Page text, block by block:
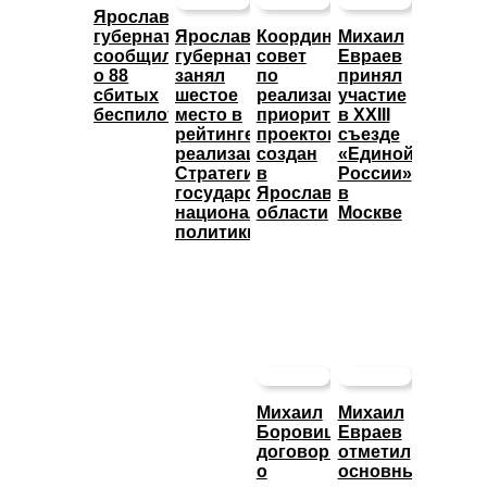
Ярославский
губернатор
сообщил
о 88
сбитых
беспилотниках
Ярославский
губернатор
занял
шестое
место в
рейтинге
реализации
Стратегии
государственной
национальной
политики
Координационный
совет
по
реализации
приоритетных
проектов
создан
в
Ярославской
области
Михаил
Евраев
принял
участие
в XXIII
съезде
«Единой
России»
в
Москве
Михаил
Боровицкий
договорился
о
Михаил
Евраев
отметил
основные